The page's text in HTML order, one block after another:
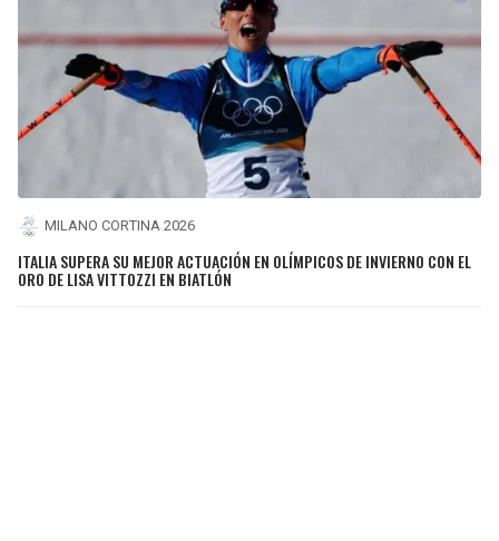
MILANO CORTINA 2026
ITALIA SUPERA SU MEJOR ACTUACIÓN EN OLÍMPICOS DE INVIERNO CON EL
ORO DE LISA VITTOZZI EN BIATLÓN